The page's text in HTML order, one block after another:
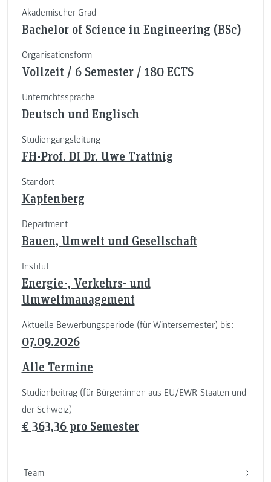
Akademischer Grad
Bachelor of Science in Engineering (BSc)
Organisationsform
Vollzeit / 6 Semester / 180 ECTS
Unterrichtssprache
Deutsch und Englisch
Studiengangsleitung
FH-Prof. DI Dr. Uwe Trattnig
Standort
Kapfenberg
Department
Bauen, Umwelt und Gesellschaft
Institut
Energie-, Verkehrs- und
Umweltmanagement
Aktuelle Bewerbungsperiode (für Wintersemester) bis:
07.09.2026
Alle Termine
Studienbeitrag (für Bürger:innen aus EU/EWR-Staaten und
der Schweiz)
€ 363,36 pro Semester
Team